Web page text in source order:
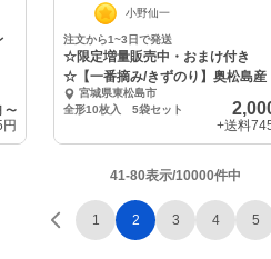
〜
小野仙一
注文から1~3日で発送
☆限定増量販売中・おまけ付き
☆【一番摘み/きずのり】奥松島産
海苔10枚入5袋
宮城県東松島市
全形10枚入 5袋セット
+送料
41-80表示/10000件中
1 2 3 4 5